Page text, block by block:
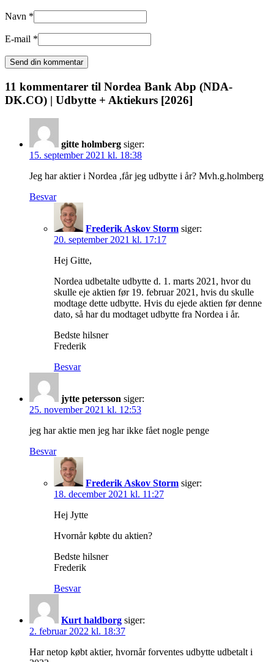
Navn *
E-mail *
11 kommentarer til Nordea Bank Abp (NDA-
DK.CO) | Udbytte + Aktiekurs [2026]
gitte holmberg siger:
15. september 2021 kl. 18:38
Jeg har aktier i Nordea ,får jeg udbytte i år? Mvh.g.holmberg
Besvar
Frederik Askov Storm siger:
20. september 2021 kl. 17:17
Hej Gitte,
Nordea udbetalte udbytte d. 1. marts 2021, hvor du
skulle eje aktien før 19. februar 2021, hvis du skulle
modtage dette udbytte. Hvis du ejede aktien før denne
dato, så har du modtaget udbytte fra Nordea i år.
Bedste hilsner
Frederik
Besvar
jytte petersson siger:
25. november 2021 kl. 12:53
jeg har aktie men jeg har ikke fået nogle penge
Besvar
Frederik Askov Storm siger:
18. december 2021 kl. 11:27
Hej Jytte
Hvornår købte du aktien?
Bedste hilsner
Frederik
Besvar
Kurt haldborg siger:
2. februar 2022 kl. 18:37
Har netop købt aktier, hvornår forventes udbytte udbetalt i